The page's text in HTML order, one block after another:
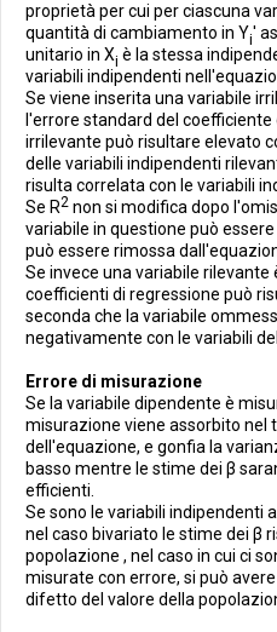
proprietà per cui per ciascuna
quantità di cambiamento in Yi'
unitario in Xi è la stessa
variabili indipendenti
Se viene inserita una variabile
l'errore standard del
irrilevante può risultare elevato
delle variabili indipendenti
risulta correlata con le variabili
Se R2 non si modifica dopo
variabile in questione può
può essere rimossa
Se invece una variabile
coefficienti di regressione può
seconda che la variabile
negativamente con le variabili
Errore di misurazione
Se la variabile dipendente è
misurazione viene assorbito nel
dell'equazione, e gonfia la
basso mentre le stime dei β
efficienti.
Se sono le variabili indipendenti
nel caso bivariato le stime dei β
popolazione , nel caso in cui ci
misurate con errore, si può
difetto del valore della